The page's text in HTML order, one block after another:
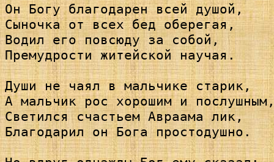
Он Богу благодарен всей душой,
Сыночка от всех бед оберегая,
Водил его повсюду за собой,
Премудрости житейской научая.
Души не чаял в мальчике старик,
А мальчик рос хорошим и
Светился счастьем Авраама лик,
Благодарил он Бога простодушно.